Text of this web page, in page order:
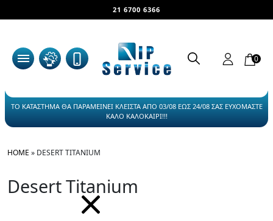
21 6700 6366
0
ΤΟ ΚΑΤΑΣΤΗΜΑ ΘΑ ΠΑΡΑΜΕΙΝΕΙ ΚΛΕΙΣΤΑ ΑΠΟ 03/08 ΕΩΣ 24/08 ΣΑΣ ΕΥΧΟΜΑΣΤΕ
ΚΑΛΟ ΚΑΛΟΚΑΙΡΙ!!!
HOME » DESERT TITANIUM
Desert Titanium